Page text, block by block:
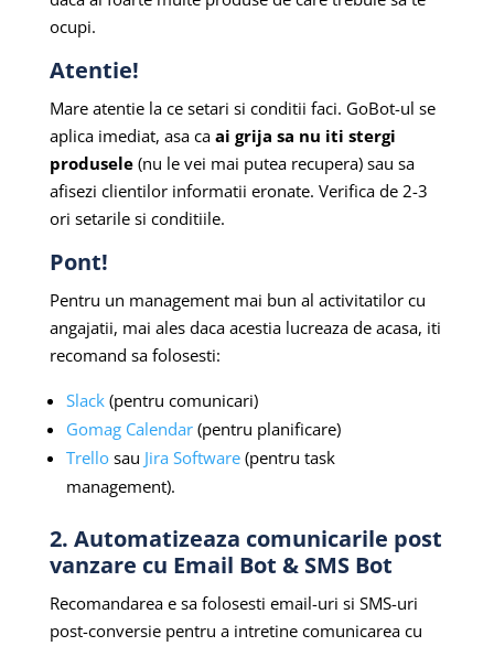
ocupi.
Atentie!
Mare atentie la ce setari si conditii faci. GoBot-ul se
aplica imediat, asa caai grija sa nu iti stergi
produsele (nu le vei mai putea recupera) sau sa
afisezi clientilor informatii eronate. Verifica de 2-3
ori setarile si conditiile.
Pont!
Pentru un management mai bun al activitatilor cu
angajatii, mai ales daca acestia lucreaza de acasa, iti
recomand sa folosesti:
Slack(pentru comunicari)
Gomag Calendar(pentru planificare)
Trellosau Jira Software(pentru task
management).
2. Automatizeaza comunicarile post
vanzare cu Email Bot & SMS Bot
Recomandarea e sa folosesti email-uri si SMS-uri
post-conversie pentru a intretine comunicarea cu